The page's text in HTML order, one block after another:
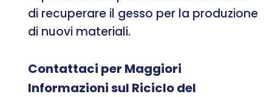
di recuperare il gesso per la produzione
di nuovi materiali.
Contattaci per Maggiori
Informazioni sul Riciclo del